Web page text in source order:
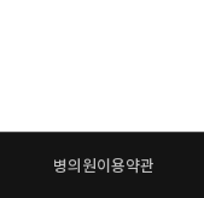
병의원이용약관